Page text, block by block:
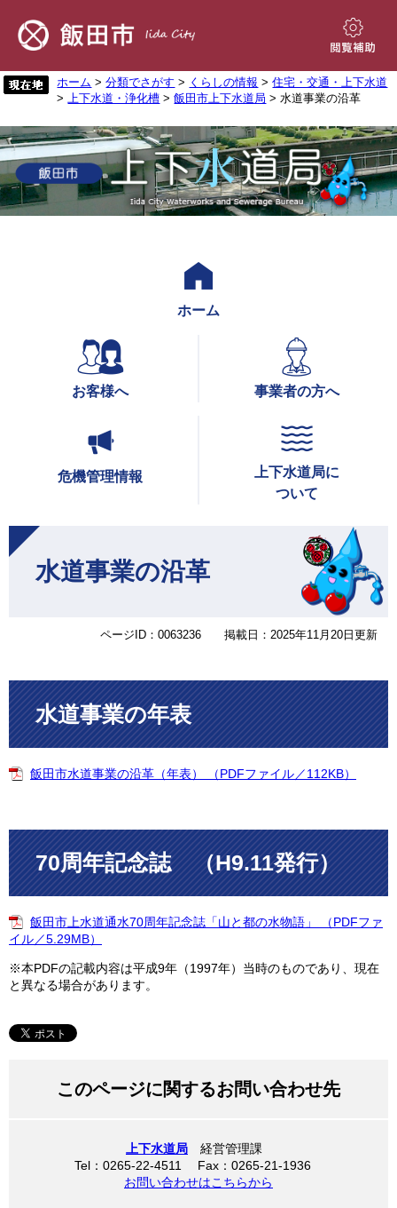
先
す。
を
し
て
本
文
へ
閲
補
助
ホーム >分類でさがす > くらしの情報 >住宅・交通・上下水道
>上下水道・浄化槽 >飯田市上下水道局 > 水道事業の沿革
ホーム
お客様へ 事業者の方へ
危機管理情報
上下水道局に
ついて
文
水道事業の沿革
ページID：0063236 掲載日：2025年11月20日更新
水道事業の年表
飯田市水道事業の沿革（年表） （PDFファイル／112KB）
70周年記念誌 （H9.11発行）
飯田市上水道通水70周年記念誌「山と都の水物語」 （PDFファ
イル／5.29MB）
※本PDFの記載内容は平成9年（1997年）当時のものであり、現在
と異なる場合があります。
このページに関するお問い合わせ先
上下水道局 経営管理課
Tel：0265-22-4511 Fax：0265-21-1936
お問い合わせはこちらから